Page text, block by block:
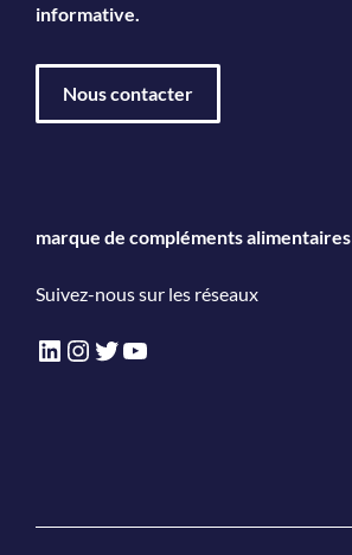
informative.
Nous contacter
marque de compléments alimentaires
Suivez-nous sur les réseaux
LinkedIn
Instagram
Twitter
YouTube